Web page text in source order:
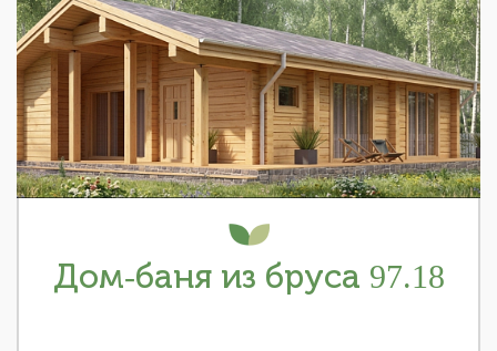
Дом-баня из бруса 97.18